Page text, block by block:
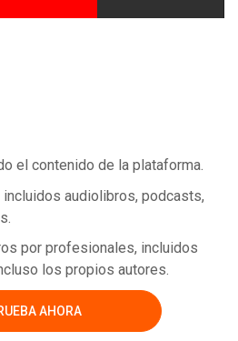
el contenido de la plataforma.
audiolibros, podcasts,
por profesionales, incluidos
los propios autores.
AHORA